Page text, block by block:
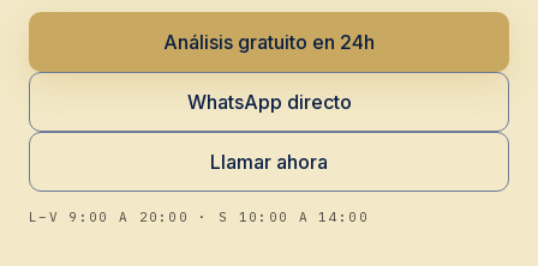
Análisis gratuito en 24h
WhatsApp directo
Llamar ahora
L–V 9:00 A 20:00 · S 10:00 A 14:00